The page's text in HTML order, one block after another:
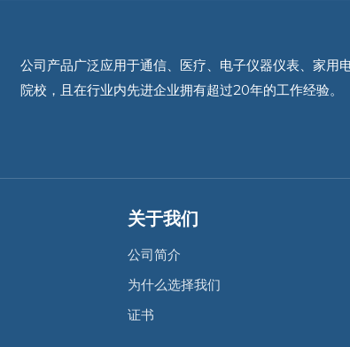
公司产品广泛应用于通信、医疗、电子仪器仪表、家用
院校，且在行业内先进企业拥有超过20年的工作经验。
关于我们
公司简介
为什么选择我们
证书